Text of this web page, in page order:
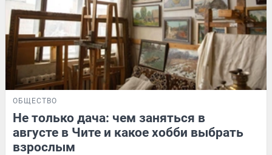
ОБЩЕСТВО
Не только дача: чем заняться в
августе в Чите и какое хобби выбрать
взрослым